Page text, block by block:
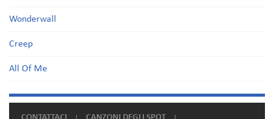
Wonderwall
Creep
All Of Me